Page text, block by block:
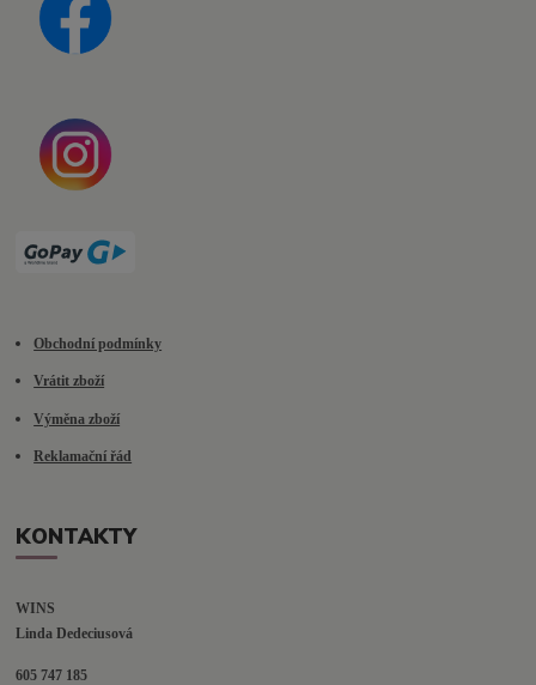
Obchodní podmínky
Vrátit zboží
Výměna zboží
Reklamační řád
KONTAKTY
WINS
Linda Dedeciusová
605 747 185